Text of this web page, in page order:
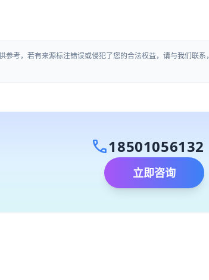
考，若有来源标注错误或侵犯了您的合法权益，请与我们联系，
call18501056132
立即咨询